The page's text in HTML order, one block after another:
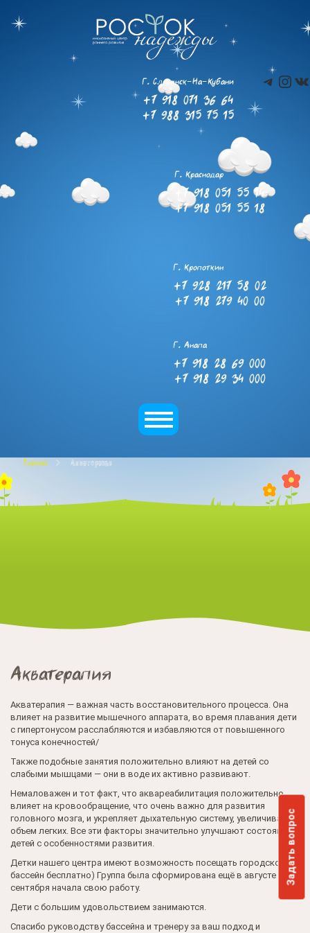
Г. Славянск-На-Кубани
+7 918 071 36 64
+7 988 315 75 15
Г. Краснодар
+7 918 051 55 14
+7 918 051 55 18
Г. Кропоткин
+7 928 217 58 02
+7 918 279 40 00
Г. Анапа
+7 918 28 69 000
+7 918 29 34 000
Задать вопрос
Главная Акватерапия
Акватерапия
Акватерапия — важная часть восстановительного процесса. Она
влияет на развитие мышечного аппарата, во время плавания дети
с гипертонусом расслабляются и избавляются от повышенного
тонуса конечностей/
Также подобные занятия положительно влияют на детей со
слабыми мышцами — они в воде их активно развивают.
Немаловажен и тот факт, что аквареабилитация положительно
влияет на кровообращение, что очень важно для развития
головного мозга, и укрепляет дыхательную систему, увеличивая
объем легких. Все эти факторы значительно улучшают состояние
детей с особенностями развития.
Детки нашего центра имеют возможность посещать городской
бассейн бесплатно) Группа была сформирована ещё в августе и с
сентября начала свою работу.
Дети с большим удовольствием занимаются.
Спасибо руководству бассейна и тренеру за ваш подход и